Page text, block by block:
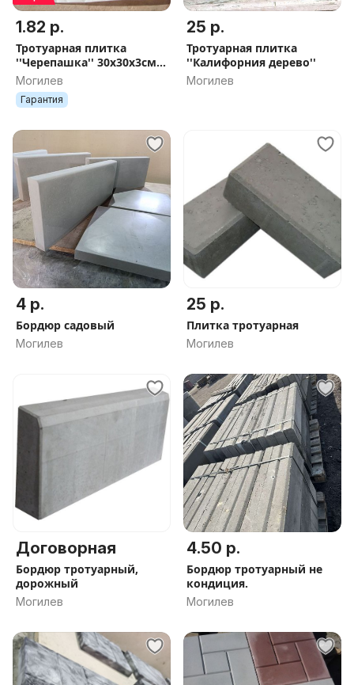
1.82 р.
Тротуарная плитка
''Черепашка'' 30х30х3см.
серая. Рассрочка без %.
Могилев
Гарантия
25 р.
Тротуарная плитка
''Калифорния дерево''
Могилев
4 р.
Бордюр садовый
Могилев
25 р.
Плитка тротуарная
Могилев
Договорная
Бордюр тротуарный,
дорожный
Могилев
4.50 р.
Бордюр тротуарный не
кондиция.
Могилев